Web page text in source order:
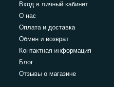
Вход в личный кабинет
О нас
Оплата и доставка
Обмен и возврат
Контактная информация
Блог
Отзывы о магазине